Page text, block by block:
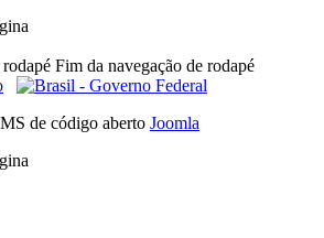
Fim da navegação de rodapé
de código aberto Joomla